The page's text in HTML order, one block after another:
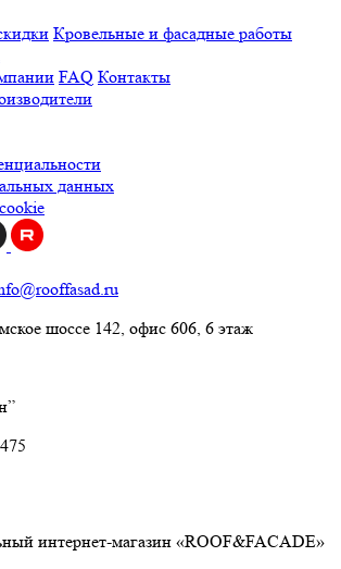
Кровельные и фасадные работы
FAQ Контакты
данных
шоссе 142, офис 606, 6 этаж
интернет-магазин «ROOF&FACADE»